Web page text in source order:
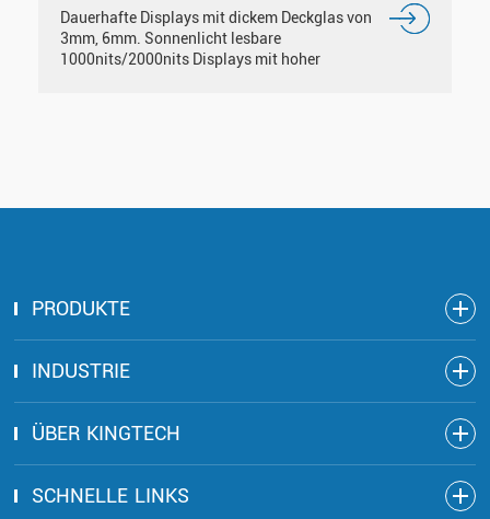
Dauerhafte Displays mit dickem Deckglas von
3mm, 6mm. Sonnenlicht lesbare
1000nits/2000nits Displays mit hoher
PRODUKTE
INDUSTRIE
ÜBER KINGTECH
SCHNELLE LINKS